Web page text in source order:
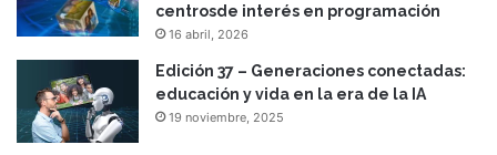
centrosde interés en programación
16 abril, 2026
Edición 37 – Generaciones conectadas:
educación y vida en la era de la IA
19 noviembre, 2025